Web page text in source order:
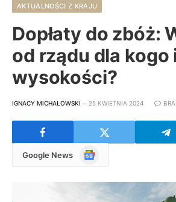
AKTUALNOŚCI Z KRAJU
Dopłaty do zbóż:
od rządu dla kogo
wysokości?
IGNACY MICHAŁOWSKI 25 KWIETNIA 2024
Google News
Google